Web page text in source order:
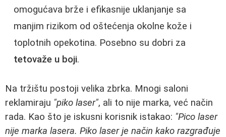
omogućava brže i efikasnije uklanjanje sa
manjim rizikom od oštećenja okolne kože i
toplotnih opekotina. Posebno su dobri za
tetovaže u boji.
Na tržištu postoji velika zbrka. Mnogi saloni
reklamiraju "piko laser", ali to nije marka, već način
rada. Kao što je iskusni korisnik istakao: "Pico laser
nije marka lasera. Piko laser je način kako razgrađuje